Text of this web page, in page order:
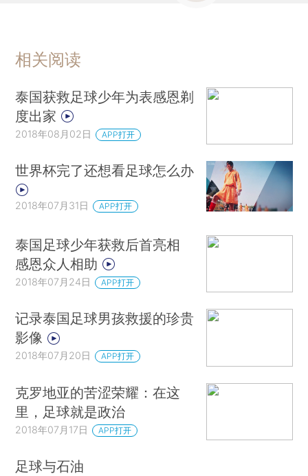
相关阅读
泰国获救足球少年为表感恩剃
度出家
2018年08月02日 APP打开
世界杯完了还想看足球怎么办
2018年07月31日 APP打开
泰国足球少年获救后首亮相
感恩众人相助
2018年07月24日 APP打开
记录泰国足球男孩救援的珍贵
影像
2018年07月20日 APP打开
克罗地亚的苦涩荣耀：在这
里，足球就是政治
2018年07月17日 APP打开
足球与石油